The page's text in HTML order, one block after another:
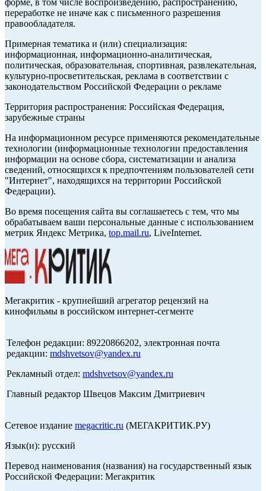
форме, в том числе воспроизведению, распространению,
переработке не иначе как с письменного разрешения
правообладателя.
Примерная тематика и (или) специализация:
информационная, информационно-аналитическая,
политическая, образовательная, спортивная, развлекательная,
культурно-просветительская, реклама в соответствии с
законодательством Российской Федерации о рекламе
Территория распространения: Российская Федерация,
зарубежные страны
На информационном ресурсе применяются рекомендательные
технологии (информационные технологии предоставления
информации на основе сбора, систематизации и анализа
сведений, относящихся к предпочтениям пользователей сети
"Интернет", находящихся на территории Российской
Федерации).
Во время посещения сайта вы соглашаетесь с тем, что мы
обрабатываем ваши персональные данные с использованием
метрик Яндекс Метрика, top.mail.ru, LiveInternet.
Мегакритик - крупнейший агрегатор рецензий на
кинофильмы в российском интернет-сегменте
Телефон редакции: 89220866202, электронная почта
редакции: mdshvetsov@yandex.ru
Рекламный отдел: mdshvetsov@yandex.ru
Главный редактор Швецов Максим Дмитриевич
Сетевое издание megacritic.ru (МЕГАКРИТИК.РУ)
Язык(и): русский
Перевод наименования (названия) на государственный язык
Российской Федерации: Мегакритик